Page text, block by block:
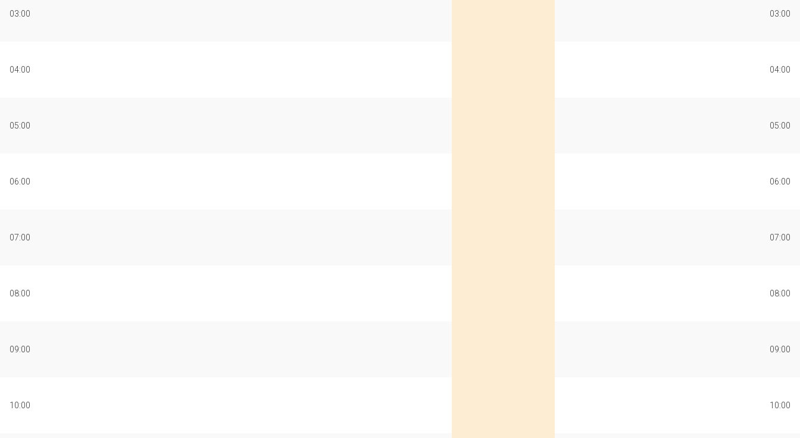
03:00 03:00
04:00 04:00
05:00 05:00
06:00 06:00
07:00 07:00
08:00 08:00
09:00 09:00
10:00 10:00